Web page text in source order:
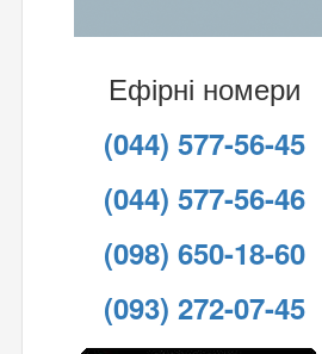
Ефірні номери
(044) 577-56-45
(044) 577-56-46
(098) 650-18-60
(093) 272-07-45